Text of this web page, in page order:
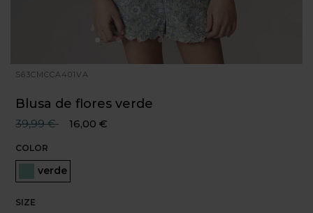
S63CMCCA401VA
Blusa de flores verde
Precio reducido desde
39,99 €hasta
16,00 €
COLOR
verde
Seleccionado
SIZE